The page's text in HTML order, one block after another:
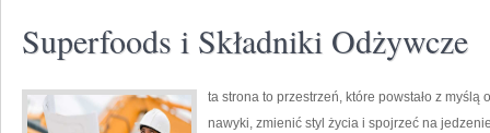
Superfoods i Składniki Odżywcze
ta strona to przestrzeń, które powstało z
nawyki, zmienić styl życia i spojrzeć na